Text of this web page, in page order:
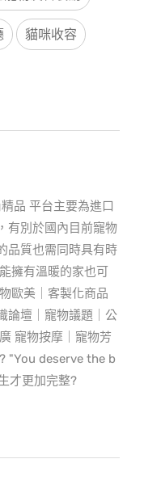
貓咪收容
品 平台主要為進口
有別於國內目前寵物
品質也需同時具有時
擁有溫暖的家也可
歐美｜客製化商品
論壇｜寵物議題｜公
寵物按摩｜寵物芳
"You deserve the b
才更加完整?